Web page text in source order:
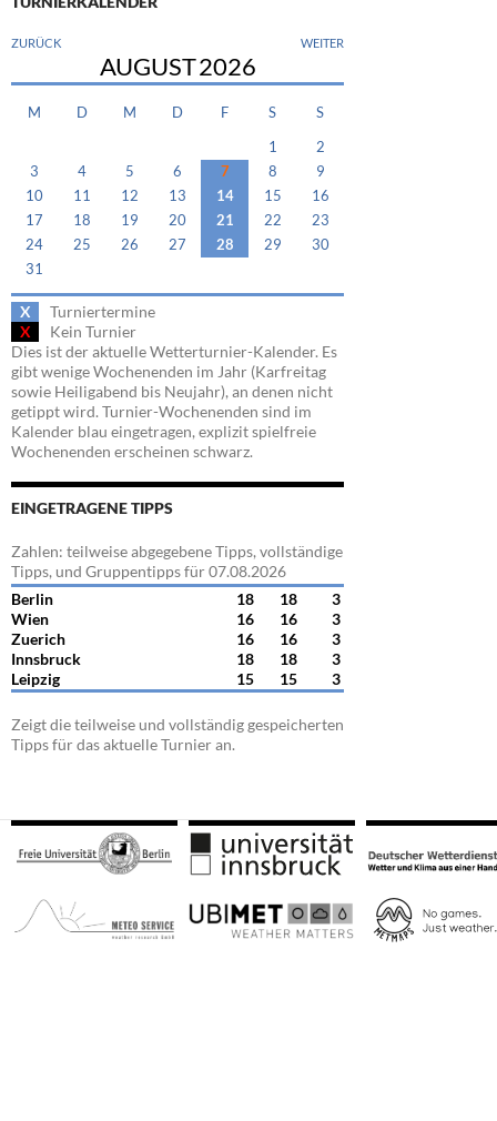
ZURÜCK WEITER
AUGUST2026
M D M D F S S
1
2
3
4 5 6 7 8
9
10
11 12 13 14 15
16
17
18 19 20 21 22
23
24
25 26 27 28 29
30
31
X
Turniertermine
X
Kein Turnier
Dies ist der aktuelle Wetterturnier-Kalender. Es
gibt wenige Wochenenden im Jahr (Karfreitag
sowie Heiligabend bis Neujahr), an denen nicht
getippt wird. Turnier-Wochenenden sind im
Kalender blau eingetragen, explizit spielfreie
Wochenenden erscheinen schwarz.
EINGETRAGENE TIPPS
Zahlen: teilweise abgegebene Tipps, vollständige
Tipps, und Gruppentipps für 07.08.2026
Berlin
18 18
3
Wien
16 16
3
Zuerich
16 16
3
Innsbruck
18 18
3
Leipzig
15 15 3
Zeigt die teilweise und vollständig gespeicherten
Tipps für das aktuelle Turnier an.